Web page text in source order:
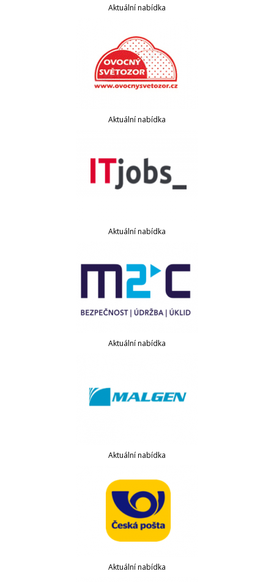
Aktuální nabídka
Aktuální nabídka
Aktuální nabídka
Aktuální nabídka
Aktuální nabídka
Aktuální nabídka